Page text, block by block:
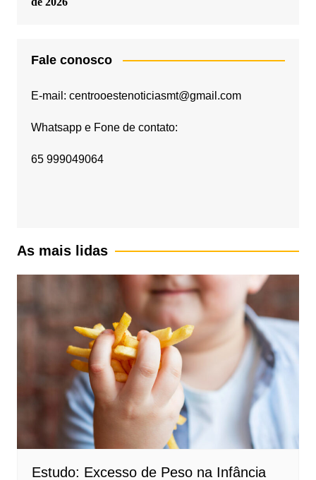
Fale conosco
E-mail: centrooestenoticiasmt@gmail.com
Whatsapp e Fone de contato:
65 999049064
As mais lidas
Estudo: Excesso de Peso na Infância